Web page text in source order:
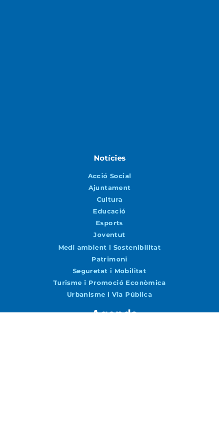
Notícies
Acció Social
Ajuntament
Cultura
Educació
Esports
Joventut
Medi ambient i Sostenibilitat
Patrimoni
Seguretat i Mobilitat
Turisme i Promoció Econòmica
Urbanisme i Via Pública
Agenda